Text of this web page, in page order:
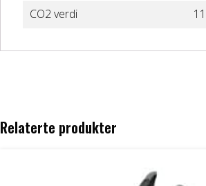
CO2 verdi
Relaterte produkter